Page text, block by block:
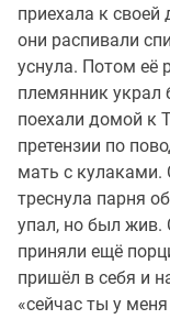
приехала к своей
они распивали
уснула. Потом её
племянник
поехали домой к
претензии по
мать с кулаками.
треснула парня
упал, но был
приняли ещё
пришёл в себя и
«сейчас ты у